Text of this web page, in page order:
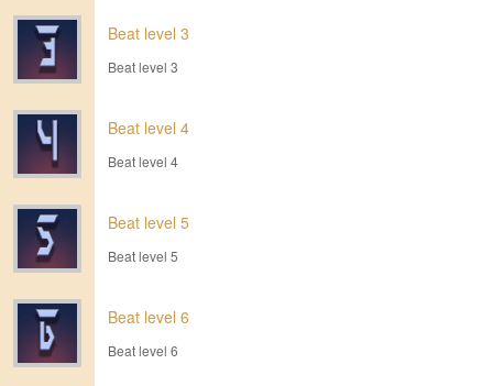
Beat level 3
Beat level 3
Beat level 4
Beat level 4
Beat level 5
Beat level 5
Beat level 6
Beat level 6